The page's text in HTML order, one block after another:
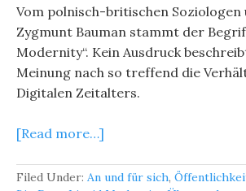
Vom polnisch-britischen Soziologen
Zygmunt Bauman stammt der
Modernity“. Kein Ausdruck
Meinung nach so treffend die
Digitalen Zeitalters.
[Read more…]
Filed Under: An und für sich,